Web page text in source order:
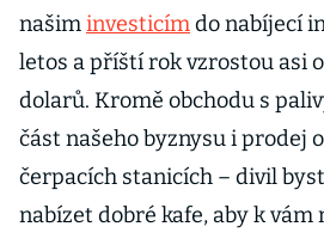
našiminvesticímdo nabíjecí
letos a příští rok vzrostou asi
dolarů. Kromě obchodu s
část našeho byznysu i prodej
čerpacích stanicích – divil
nabízet dobré kafe, aby k vám